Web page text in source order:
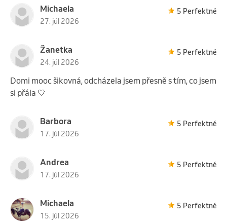
Michaela
27. júl 2026
5 Perfektné
Žanetka
24. júl 2026
5 Perfektné
Domi mooc šikovná, odcházela jsem přesně s tím, co jsem
si přála 🤍
Barbora
17. júl 2026
5 Perfektné
Andrea
17. júl 2026
5 Perfektné
Michaela
15. júl 2026
5 Perfektné